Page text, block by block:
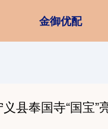
金御优配
县奉国寺“国宝”